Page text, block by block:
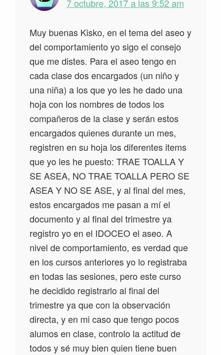
7 octubre, 2017 a las 9:52 am
Muy buenas Kisko, en el tema del aseo y
del comportamiento yo sigo el consejo
que me distes. Para el aseo tengo en
cada clase dos encargados (un niño y
una niña) a los que yo les he dado una
hoja con los nombres de todos los
compañeros de la clase y serán estos
encargados quienes durante un mes,
registren en su hoja los diferentes items
que yo les he puesto: TRAE TOALLA Y
SE ASEA, NO TRAE TOALLA PERO SE
ASEA Y NO SE ASE, y al final del mes,
estos encargados me pasan a mí el
documento y al final del trimestre ya
registro yo en el IDOCEO el aseo. A
nivel de comportamiento, es verdad que
en los cursos anteriores yo lo registraba
en todas las sesiones, pero este curso
he decidido registrarlo al final del
trimestre ya que con la observación
directa, y en mi caso que tengo pocos
alumos en clase, controlo la actitud de
todos y sé muy bien quien tiene buen